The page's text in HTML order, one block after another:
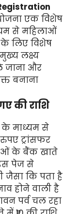
एक विशेष
से महिलाओं
लिए विशेष
लक्ष्य
जाना और
बनाना
की राशि
के माध्यम से
ट्रांसफर
के बैंक खाते
पेज से
जैसा कि पता है
होने वाली है
पर्व चल रहा